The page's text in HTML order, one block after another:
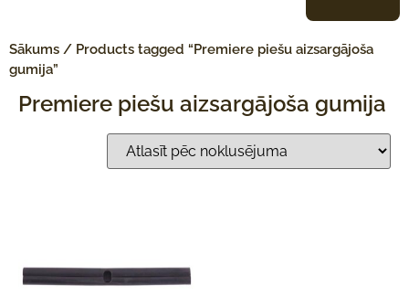
Sākums / Products tagged “Premiere piešu aizsargājoša
gumija”
Premiere piešu aizsargājoša gumija